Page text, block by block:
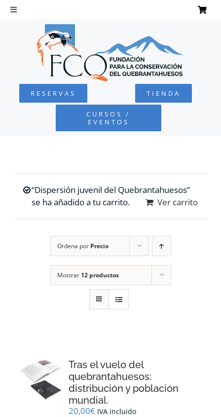
Saltar
Toggle
Navigation
QUEBRANTAHUESOS
FUNDACIÓN
COLABORA
RESERVAS TIENDA
CURSOS /
EVENTOS
“Dispersión juvenil del Quebrantahuesos”
se ha añadido a tu carrito.
Ver carrito
Ordena por Precio
Mostrar 12 productos
Tras el vuelo del
quebrantahuesos:
distribución y población
mundial.
20,00€ IVA incluido